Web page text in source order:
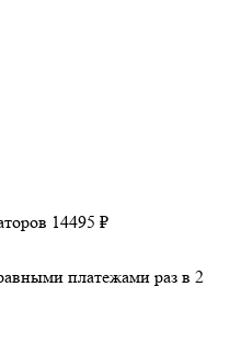
14495 ₽
платежами раз в 2